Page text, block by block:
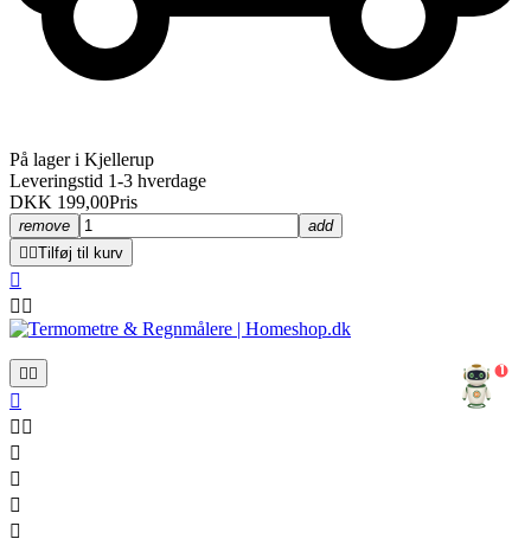
På lager i Kjellerup
Leveringstid 1-3 hverdage
DKK 199,00Pris
remove
add
Tilføj til kurv

 


 




1